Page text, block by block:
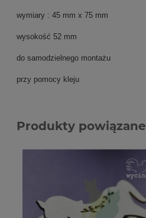
wymiary : 45 mm x 75 mm
wysokość 52 mm
do samodzielnego montażu
przy pomocy kleju
Produkty powiązane